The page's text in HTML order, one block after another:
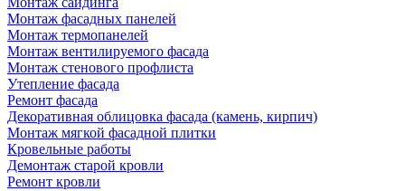
Монтаж фасадных панелей
Монтаж термопанелей
Монтаж вентилируемого фасада
Монтаж стенового профлиста
Утепление фасада
Ремонт фасада
Декоративная облицовка фасада (камень, кирпич)
Монтаж мягкой фасадной плитки
Кровельные работы
Демонтаж старой кровли
Ремонт кровли